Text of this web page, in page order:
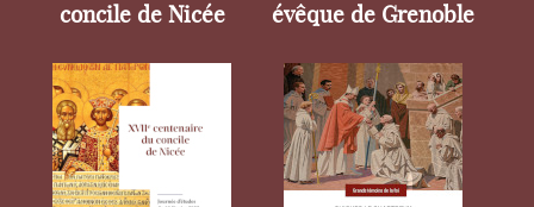
concile de Nicée
évêque de Grenoble